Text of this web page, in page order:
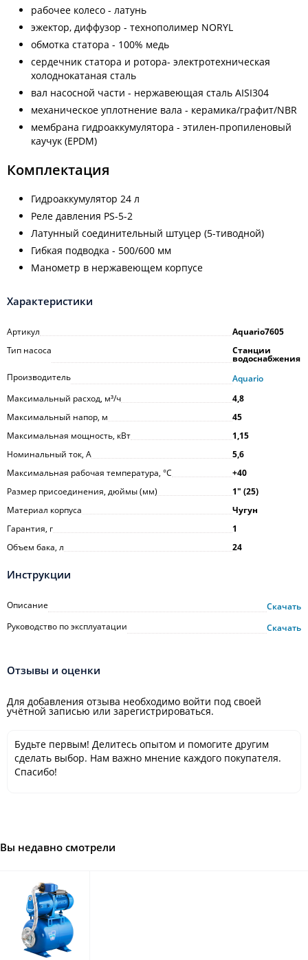
рабочее колесо - латунь
эжектор, диффузор - технополимер NORYL
обмотка статора - 100% медь
сердечник статора и ротора- электротехническая
холоднокатаная сталь
вал насосной части - нержавеющая сталь АISI304
механическое уплотнение вала - керамика/графит/NВR
мембрана гидроаккумулятора - этилен-пропиленовый
каучук (EPDM)
Комплектация
Гидроаккумулятор 24 л
Реле давления PS-5-2
Латунный соединительный штуцер (5-тиводной)
Гибкая подводка - 500/600 мм
Манометр в нержавеющем корпусе
Характеристики
Артикул
Aquario7605
Тип насоса
Станции
водоснабжения
Производитель
Aquario
Максимальный расход, м³/ч
4,8
Максимальный напор, м
45
Максимальная мощность, кВт
1,15
Номинальный ток, А
5,6
Максимальная рабочая температура, °С
+40
Размер присоединения, дюймы (мм)
1ʺ (25)
Материал корпуса
Чугун
Гарантия, г
1
Объем бака, л
24
Инструкции
Описание
Скачать
Руководство по эксплуатации
Скачать
Отзывы и оценки
Для добавления отзыва необходимо войти под своей
учётной записью или зарегистрироваться.
Будьте первым! Делитесь опытом и помогите другим
сделать выбор. Нам важно мнение каждого покупателя.
Спасибо!
Вы недавно смотрели